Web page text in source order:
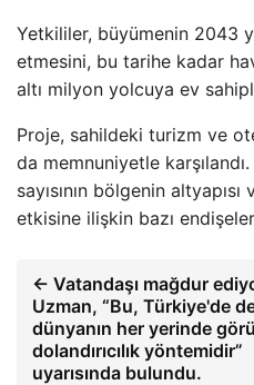
Yetkililer, büyümenin 2043
etmesini, bu tarihe kadar
altı milyon yolcuya ev
Proje, sahildeki turizm ve
da memnuniyetle
sayısının bölgenin
etkisine ilişkin bazı
← Vatandaşı mağdur
Uzman, “Bu, Türkiye'de
dünyanın her yerinde
dolandırıcılık yöntemidir”
uyarısında bulundu.